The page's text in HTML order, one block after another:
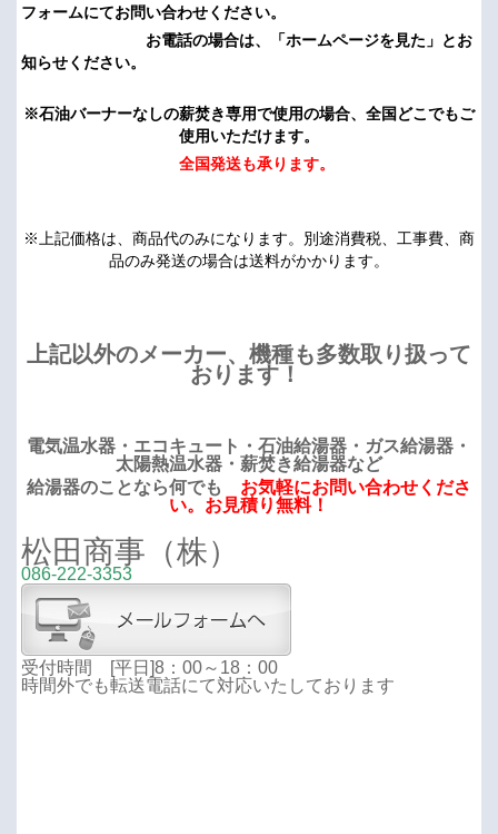
フォームにてお問い合わせください。
お電話の場合は、「ホームページを見た」とお
知らせください。
※石油バーナーなしの薪焚き専用で使用の場合、全国どこでもご
使用いただけます。
全国発送も承ります。
※上記価格は、商品代のみになります。別途消費税、工事費、商
品のみ発送の場合は送料がかかります。
上記以外のメーカー、機種も多数取り扱って
おります！
電気温水器・エコキュート・石油給湯器・ガス給湯器・
太陽熱温水器・薪焚き給湯器など
給湯器のことなら何でも お気軽にお問い合わせくださ
い。お見積り無料！
松田商事（株）
086-222-3353
受付時間 [平日]8：00～18：00
時間外でも転送電話にて対応いたしております